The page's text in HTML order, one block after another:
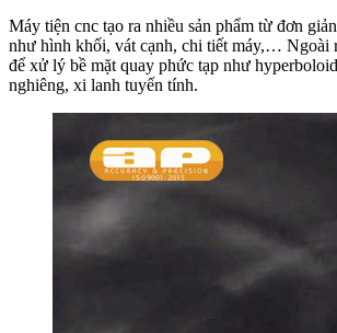
Máy tiện cnc tạo ra nhiều sản phẩm từ đơn
như hình khối, vát cạnh, chi tiết máy,… Ngoài
để xử lý bề mặt quay phức tạp như
nghiêng, xi lanh tuyến tính.